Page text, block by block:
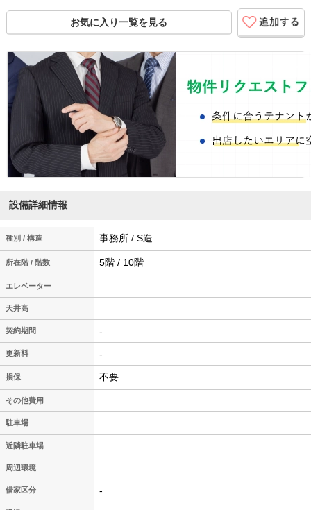
お気に入り一覧を見る
設備詳細情報
種別 / 構造 事務所 / S造
所在階 / 階数 5階 / 10階
エレベーター
天井高
契約期間 -
更新料 -
損保 不要
その他費用
駐車場
近隣駐車場
周辺環境
借家区分 -